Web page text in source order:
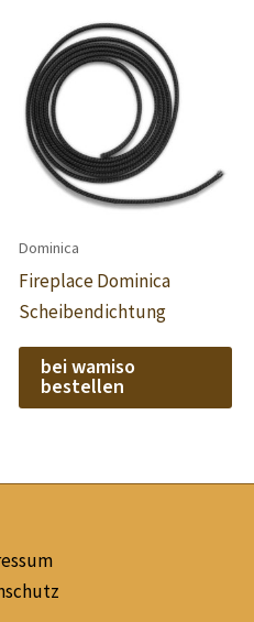
Dominica
Fireplace Dominica
Scheibendichtung
bei wamiso
bestellen